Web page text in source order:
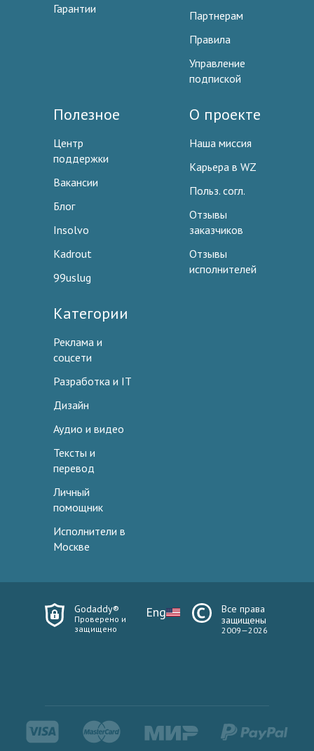
Гарантии
Партнерам
Правила
Управление
подпиской
Полезное
Центр
поддержки
Вакансии
Блог
Insolvo
Kadrout
99uslug
О проекте
Наша миссия
Карьера в WZ
Польз. согл.
Отзывы
заказчиков
Отзывы
исполнителей
Категории
Реклама и
соцсети
Разработка и IT
Дизайн
Аудио и видео
Тексты и
перевод
Личный
помощник
Исполнители в
Москве
Godaddy®
Проверено и
защищено
Eng
Все права
защищены
2009—2026